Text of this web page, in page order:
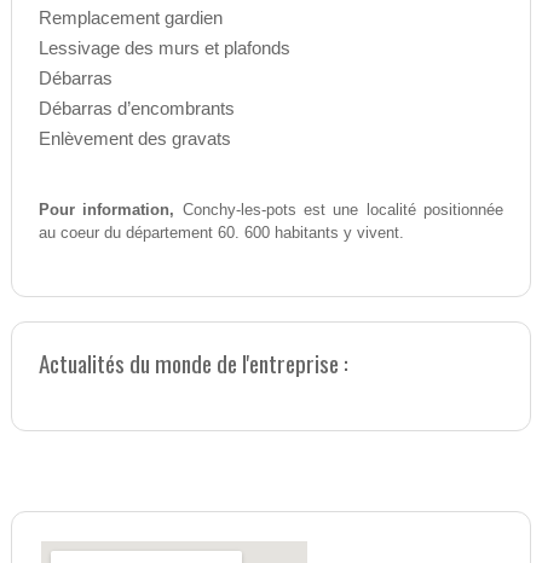
Remplacement gardien
Lessivage des murs et plafonds
Débarras
Débarras d’encombrants
Enlèvement des gravats
Pour information, Conchy-les-pots est une localité positionnée
au coeur du département 60. 600 habitants y vivent.
Actualités du monde de l'entreprise :